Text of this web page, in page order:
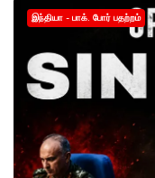
இந்தியா - பாக். போர் பதற்றம்